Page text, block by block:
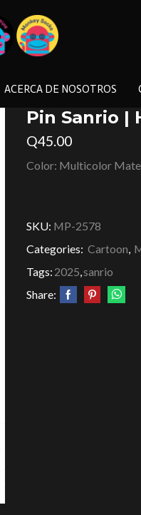
ACERCA DE NOSOTROS
Pin Sanrio |
Q45.00
Color: Multicolor
SKU: MP-2578
Categories: Cartoon,
Tags: 2025,sanrio
Share: